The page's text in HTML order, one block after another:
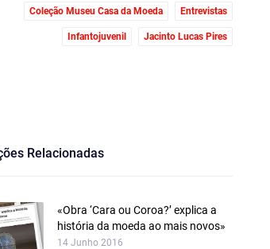
Coleção Museu Casa da Moeda Entrevistas
Infantojuvenil Jacinto Lucas Pires
Relacionadas
«Obra ‘Cara ou Coroa?’ explica a
história da moeda ao mais novos»
14 Junho 2016